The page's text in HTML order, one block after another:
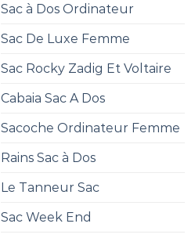
Sac à Dos Ordinateur
Sac De Luxe Femme
Sac Rocky Zadig Et Voltaire
Cabaia Sac A Dos
Sacoche Ordinateur Femme
Rains Sac à Dos
Le Tanneur Sac
Sac Week End